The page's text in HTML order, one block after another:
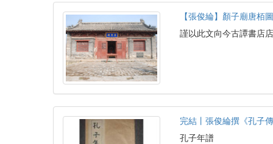
【張俊綸】顏子廟唐栢
謹以此文向今古譚書店
完結丨張俊綸撰《孔子
孔子年譜